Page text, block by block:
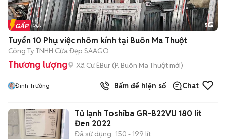
Tin nổi bật 5
Tuyển 10 Phụ việc nhôm kính tại Buôn Ma Thuột
Công Ty TNHH Cửa Đẹp SAAGO
Thương lượng Xã Cư ÊBur (P. Buôn Ma Thuột mới)
Đinh Trường Bấm để hiện số Chat
Tủ lạnh Toshiba GR-B22VU 180 lít
Đen 2022
Đã sử dụng 150 - 199 lít